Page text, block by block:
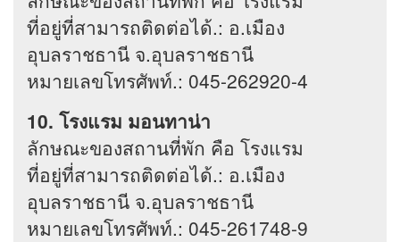
ที่อยู่ที่สามารถติดต่อได้.: อ.เมือง
อุบลราชธานี จ.อุบลราชธานี
หมายเลขโทรศัพท์.: 045-262920-4
10. โรงแรม มอนทาน่า
ลักษณะของสถานที่พัก คือ โรงแรม
ที่อยู่ที่สามารถติดต่อได้.: อ.เมือง
อุบลราชธานี จ.อุบลราชธานี
หมายเลขโทรศัพท์.: 045-261748-9